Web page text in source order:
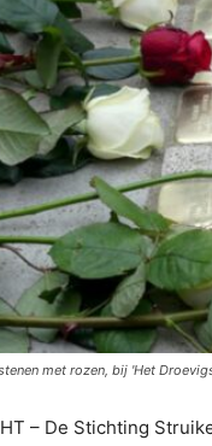
met rozen, bij 'Het
– De Stichting